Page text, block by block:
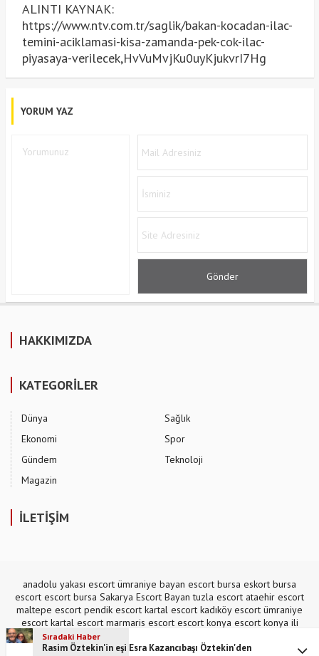
ALINTI KAYNAK:
https://www.ntv.com.tr/saglik/bakan-kocadan-ilac-
temini-aciklamasi-kisa-zamanda-pek-cok-ilac-
piyasaya-verilecek,HvVuMvjKu0uyKjukvrI7Hg
YORUM YAZ
Sıradaki Haber
Rasim Öztekin'in eşi Esra Kazancıbaşı Öztekin'den
HAKKIMIZDA
KATEGORİLER
Dünya
Ekonomi
Gündem
Magazin
Sağlık
Spor
Teknoloji
İLETİŞİM
anadolu yakası escort ümraniye bayan escort bursa eskort bursa
escort escort bursa Sakarya Escort Bayan tuzla escort ataehir escort
maltepe escort pendik escort kartal escort kadıköy escort ümraniye
escort kartal escort marmaris escort escort konya escort konya ili